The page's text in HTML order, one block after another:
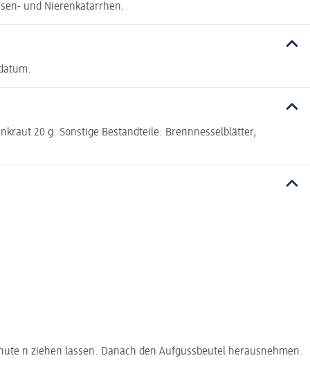
und Nierenkatarrhen.
20 g. Sonstige Bestandteile: Brennnesselblätter,
n ziehen lassen. Danach den Aufgussbeutel herausnehmen.